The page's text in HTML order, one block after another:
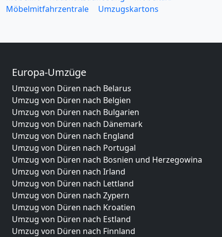
Möbelmitfahrzentrale
Umzugskartons
Europa-Umzüge
Umzug von Düren nach Belarus
Umzug von Düren nach Belgien
Umzug von Düren nach Bulgarien
Umzug von Düren nach Dänemark
Umzug von Düren nach England
Umzug von Düren nach Portugal
Umzug von Düren nach Bosnien und Herzegowina
Umzug von Düren nach Irland
Umzug von Düren nach Lettland
Umzug von Düren nach Zypern
Umzug von Düren nach Kroatien
Umzug von Düren nach Estland
Umzug von Düren nach Finnland